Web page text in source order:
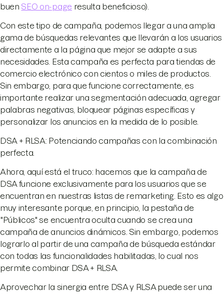
buen SEO on-page resulta beneficioso).
Con este tipo de campaña, podemos llegar a una amplia
gama de búsquedas relevantes que llevarán a los usuarios
directamente a la página que mejor se adapte a sus
necesidades. Esta campaña es perfecta para tiendas de
comercio electrónico con cientos o miles de productos.
Sin embargo, para que funcione correctamente, es
importante realizar una segmentación adecuada, agregar
palabras negativas, bloquear páginas específicas y
personalizar los anuncios en la medida de lo posible.
DSA + RLSA: Potenciando campañas con la combinación
perfecta.
Ahora, aquí está el truco: hacemos que la campaña de
DSA funcione exclusivamente para los usuarios que se
encuentran en nuestras listas de remarketing. Esto es algo
muy interesante porque, en principio, la pestaña de
"Públicos" se encuentra oculta cuando se crea una
campaña de anuncios dinámicos. Sin embargo, podemos
lograrlo al partir de una campaña de búsqueda estándar
con todas las funcionalidades habilitadas, lo cual nos
permite combinar DSA + RLSA.
Aprovechar la sinergia entre DSA y RLSA puede ser una